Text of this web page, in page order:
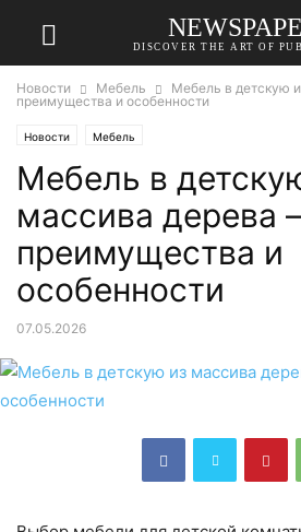
DISCOVER THE ART OF
Новости Мебель
Мебель в детскую
преимущества и особенности
Новости Мебель
Мебель в
массива дерева
преимущества и
особенности
07.05.2026